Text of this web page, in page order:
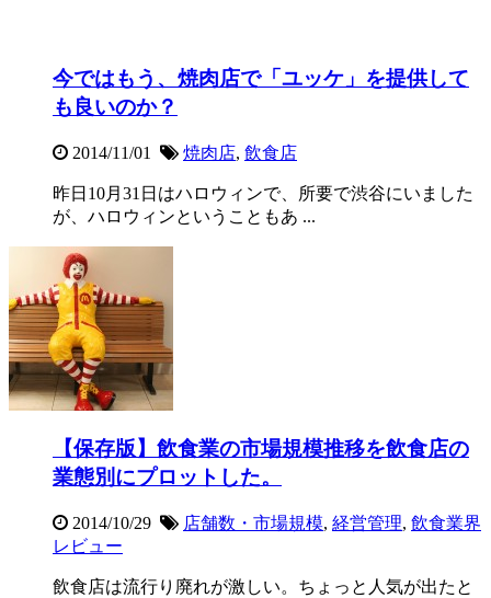
今ではもう、焼肉店で「ユッケ」を提供して
も良いのか？
2014/11/01 焼肉店, 飲食店
昨日10月31日はハロウィンで、所要で渋谷にいました
が、ハロウィンということもあ ...
【保存版】飲食業の市場規模推移を飲食店の
業態別にプロットした。
2014/10/29 店舗数・市場規模, 経営管理, 飲食業界
レビュー
飲食店は流行り廃れが激しい。ちょっと人気が出たと